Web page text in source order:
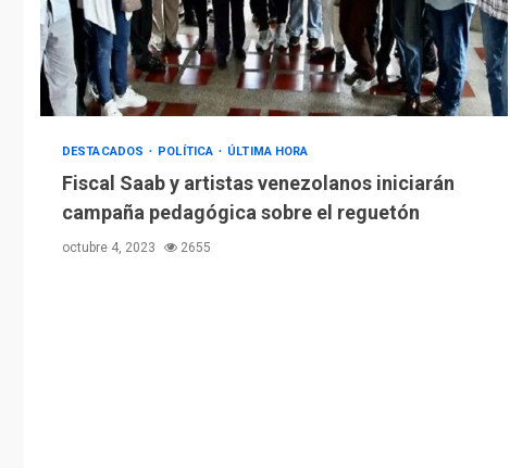
DESTACADOS POLÍTICA ÚLTIMA HORA
Fiscal Saab y artistas venezolanos iniciarán
campaña pedagógica sobre el reguetón
octubre 4, 2023 2655